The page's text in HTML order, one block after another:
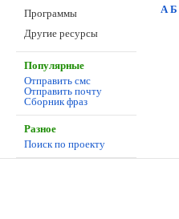
Программы
Другие ресурсы
Популярные
Отправить смс
Отправить почту
Сборник фраз
Разное
Поиск по проекту
А Б